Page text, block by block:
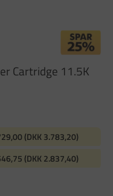
Cartridge 11.5K
(DKK 3.783,20)
(DKK 2.837,40)